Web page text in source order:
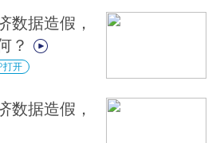
数据造假，
？
打开
数据造假，